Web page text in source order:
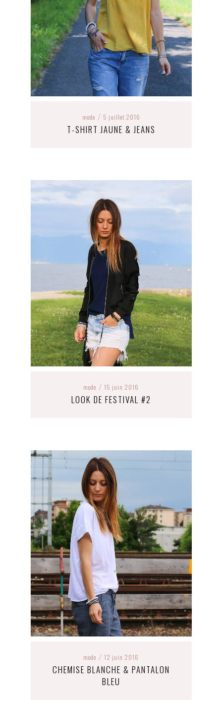
mode / 5 juillet 2016
T-SHIRT JAUNE & JEANS
mode / 15 juin 2016
LOOK DE FESTIVAL #2
mode / 12 juin 2016
CHEMISE BLANCHE & PANTALON
BLEU